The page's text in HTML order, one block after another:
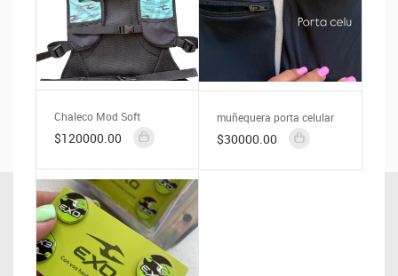
Chaleco Mod Soft
$120000.00
muñequera porta celular
$30000.00